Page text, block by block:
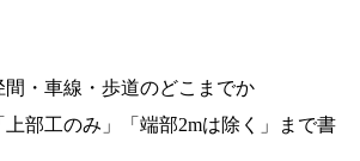
間・車線・歩道のどこまでか
上部工のみ」「端部2mは除く」まで書